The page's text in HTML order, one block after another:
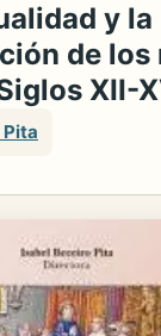
y la
de los
XII-
Pita